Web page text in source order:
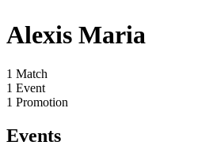
Alexis Maria
1 Match
1 Event
1 Promotion
Events